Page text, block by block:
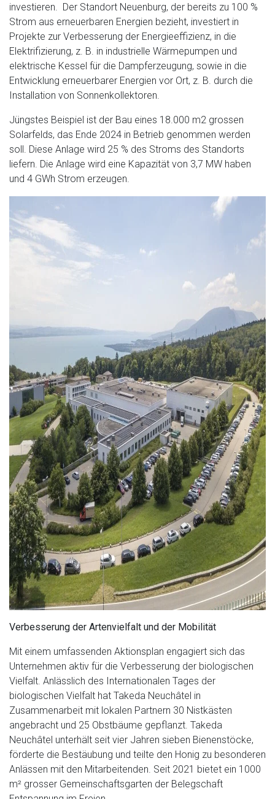
investieren. Der Standort Neuenburg, der bereits zu 100 %
Strom aus erneuerbaren Energien bezieht, investiert in
Projekte zur Verbesserung der Energieeffizienz, in die
Elektrifizierung, z. B. in industrielle Wärmepumpen und
elektrische Kessel für die Dampferzeugung, sowie in die
Entwicklung erneuerbarer Energien vor Ort, z. B. durch die
Installation von Sonnenkollektoren.
Jüngstes Beispiel ist der Bau eines 18.000 m2 grossen
Solarfelds, das Ende 2024 in Betrieb genommen werden
soll. Diese Anlage wird 25 % des Stroms des Standorts
liefern. Die Anlage wird eine Kapazität von 3,7 MW haben
und 4 GWh Strom erzeugen.
Verbesserung der Artenvielfalt und der Mobilität
Mit einem umfassenden Aktionsplan engagiert sich das
Unternehmen aktiv für die Verbesserung der biologischen
Vielfalt. Anlässlich des Internationalen Tages der
biologischen Vielfalt hat Takeda Neuchâtel in
Zusammenarbeit mit lokalen Partnern 30 Nistkästen
angebracht und 25 Obstbäume gepflanzt. Takeda
Neuchâtel unterhält seit vier Jahren sieben Bienenstöcke,
förderte die Bestäubung und teilte den Honig zu besonderen
Anlässen mit den Mitarbeitenden. Seit 2021 bietet ein 1000
m² grosser Gemeinschaftsgarten der Belegschaft